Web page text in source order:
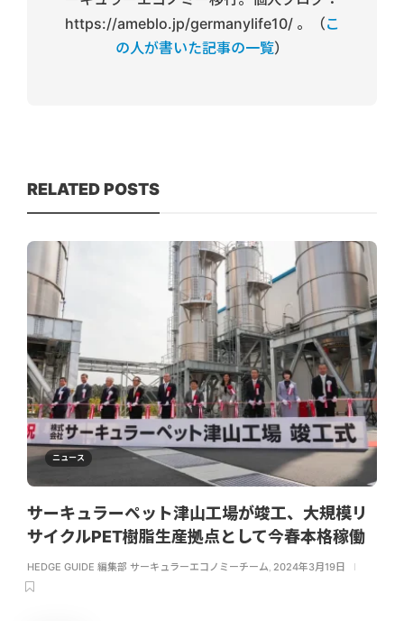
https://ameblo.jp/germanylife10/ 。（こ
の人が書いた記事の一覧）
RELATED POSTS
ニュース
サーキュラーペット津山工場が竣工、大規模リ
サイクルPET樹脂生産拠点として今春本格稼働
HEDGE GUIDE 編集部 サーキュラーエコノミーチーム 2024年3月19日